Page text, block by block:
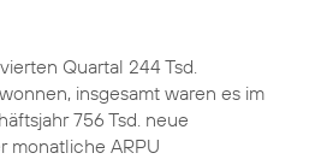
Quartal 244 Tsd.
insgesamt waren es im
756 Tsd. neue
monatliche ARPU